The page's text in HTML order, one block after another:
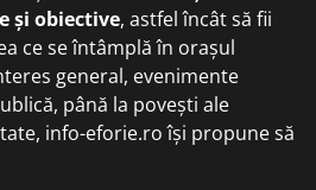
și obiective, astfel încât să fii
ce se întâmplă în orașul
general, evenimente
până la povești ale
info-eforie.ro își propune să